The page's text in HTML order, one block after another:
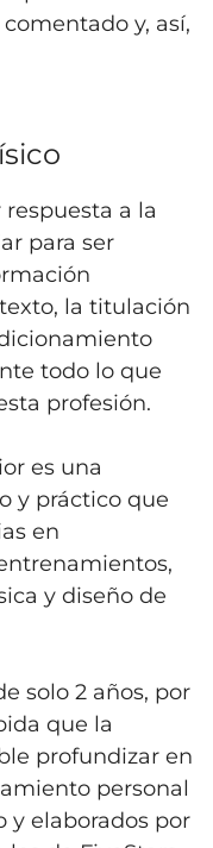
y, así,
a la
para ser
la titulación
todo lo que
profesión.
es una
y práctico que
en
y diseño de
solo 2 años, por
que la
profundizar en
personal
y elaborados por